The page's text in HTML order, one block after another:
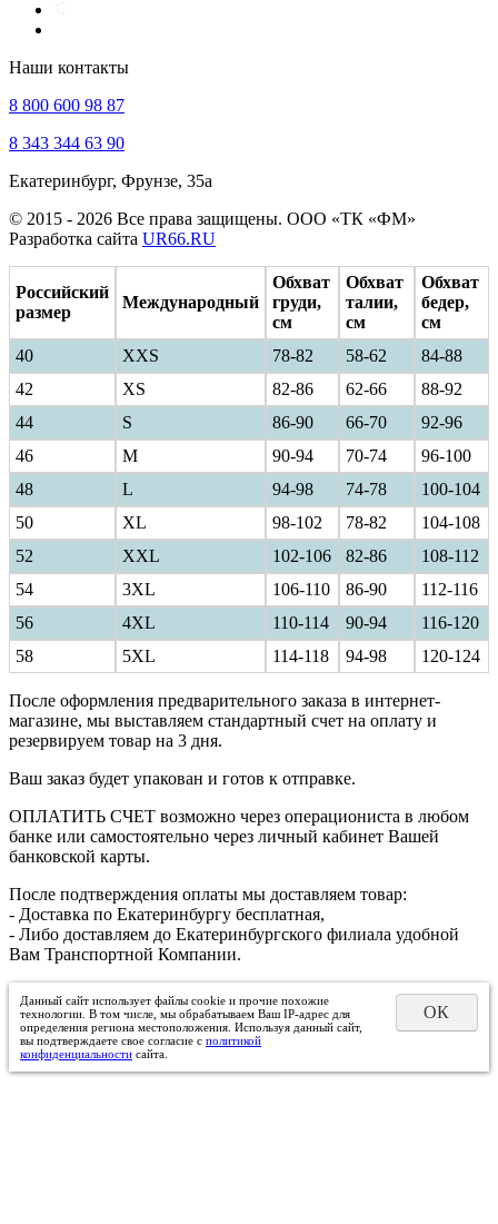
Наши контакты
8 800 600 98 87
8 343 344 63 90
Екатеринбург, Фрунзе, 35а
© 2015 - 2026 Все права защищены. ООО «ТК «ФМ»
Разработка сайта UR66.RU
Российский
размер
Международный
Обхват
груди,
см
Обхват
талии,
см
Обхват
бедер,
см
40
ХXS 78-82 58-62
84-88
42
XS 82-86 62-66
88-92
44
S 86-90 66-70
92-96
46
M 90-94 70-74
96-100
48
L 94-98 74-78
100-104
50
XL 98-102 78-82
104-108
52
XXL 102-106 82-86
108-112
54
3XL 106-110 86-90
112-116
56
4XL 110-114 90-94
116-120
58
5XL 114-118 94-98 120-124
После оформления предварительного заказа в интернет-
магазине, мы выставляем стандартный счет на оплату и
резервируем товар на 3 дня.
Ваш заказ будет упакован и готов к отправке.
ОПЛАТИТЬ СЧЕТ возможно через операциониста в любом
банке или самостоятельно через личный кабинет Вашей
банковской карты.
После подтверждения оплаты мы доставляем товар:
- Доставка по Екатеринбургу бесплатная,
- Либо доставляем до Екатеринбургского филиала удобной
Вам Транспортной Компании.
Данный сайт использует файлы cookie и прочие похожие
технологии. В том числе, мы обрабатываем Ваш IP-адрес для
определения региона местоположения. Используя данный сайт,
вы подтверждаете свое согласие с политикой
конфиденциальности сайта.
ОК